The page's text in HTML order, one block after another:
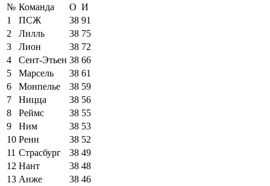
№ Команда О И
1
ПСЖ 38 91
2
Лилль 38 75
3
Лион 38 72
4
Сент-Этьен 38 66
5
Марсель 38 61
6
Монпелье 38 59
7
Ницца 38 56
8
Реймс 38 55
9
Ним 38 53
10 Ренн 38 52
11 Страсбург 38 49
12 Нант 38 48
13 Анже 38 46